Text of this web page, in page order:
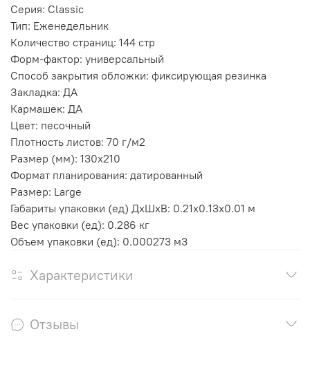
Серия: Classic
Тип: Еженедельник
Количество страниц: 144 стр
Форм-фактор: универсальный
Способ закрытия обложки: фиксирующая резинка
Закладка: ДА
Кармашек: ДА
Цвет: песочный
Плотность листов: 70 г/м2
Размер (мм): 130х210
Формат планирования: датированный
Размер: Large
Габариты упаковки (ед) ДхШхВ: 0.21x0.13x0.01 м
Вес упаковки (ед): 0.286 кг
Объем упаковки (ед): 0.000273 м3
Характеристики
Отзывы